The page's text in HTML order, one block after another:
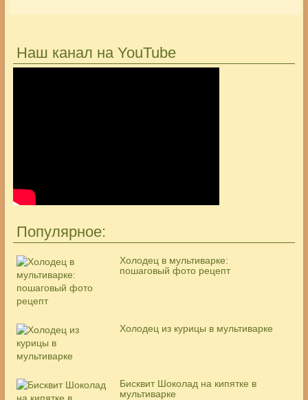
Наш канал на YouTube
Популярное:
Холодец в мультиварке:
пошаговый фото рецепт
Холодец из курицы в мультиварке
Бисквит Шоколад на кипятке в
мультиварке